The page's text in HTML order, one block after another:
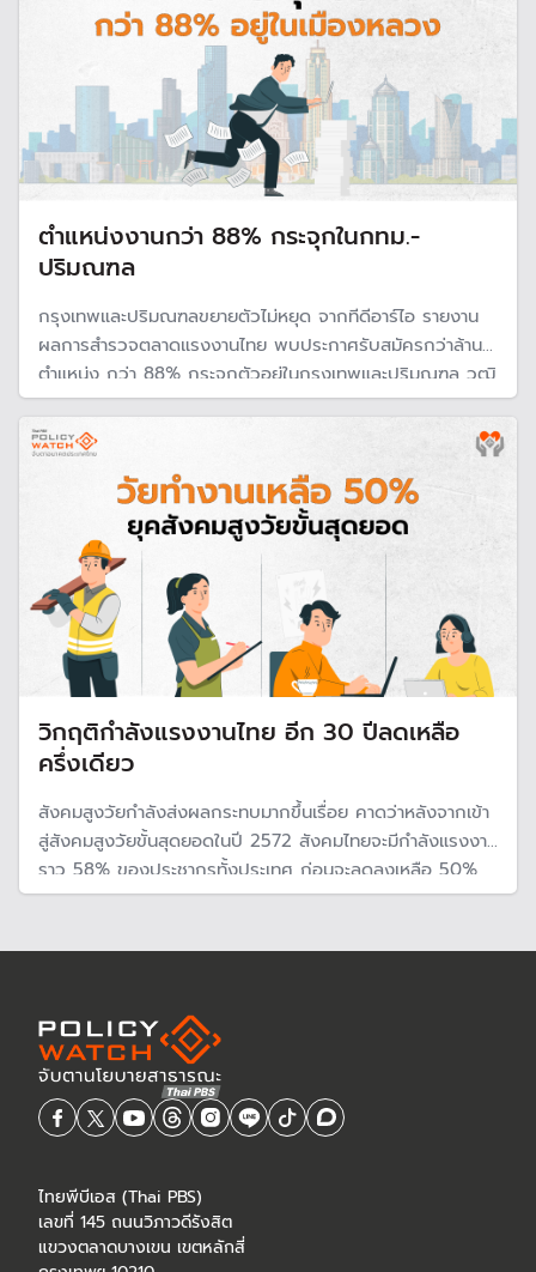
ตำแหน่งงานกว่า 88% กระจุกในกทม.-
ปริมณฑล
กรุงเทพและปริมณฑลขยายตัวไม่หยุด จากทีดีอาร์ไอ รายงาน
ผลการสำรวจตลาดแรงงานไทย พบประกาศรับสมัครกว่าล้าน
ตำแหน่ง กว่า 88% กระจุกตัวอยู่ในกรุงเทพและปริมณฑล วุฒิ
ระดับปริญญาตรีเป็นวุฒิขั้นต่ำที่นายจ้างต้องการมากที่สุด แนะ
แรงงานปรับตัวหลังทักษะ “Soft Skill” มาแรงเป็นที่ต้องการ
ของทุกอาชีพ
วิกฤติกำลังแรงงานไทย อีก 30 ปีลดเหลือ
ครึ่งเดียว
สังคมสูงวัยกำลังส่งผลกระทบมากขึ้นเรื่อย คาดว่าหลังจากเข้า
สู่สังคมสูงวัยขั้นสุดยอดในปี 2572 สังคมไทยจะมีกำลังแรงงาน
ราว 58% ของประชากรทั้งประเทศ ก่อนจะลดลงเหลือ 50%
ในปี 2593 หรืออีกราว 30 ปี
ไทยพีบีเอส (Thai PBS)
เลขที่ 145 ถนนวิภาวดีรังสิต
แขวงตลาดบางเขน เขตหลักสี่